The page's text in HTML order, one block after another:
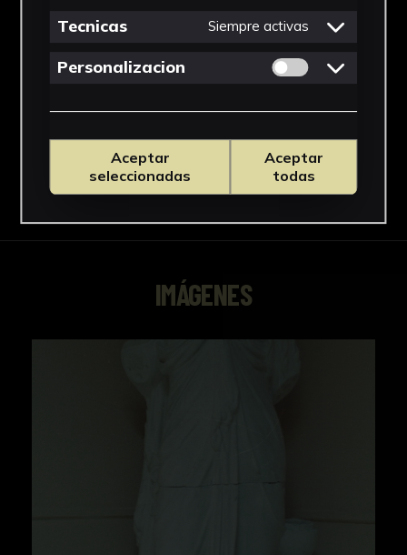
Técnica
Técnica mixta
Descargar Ficha
IMÁGENES
Tecnicas Siempre activas
Personalizacion Permitir cookies
Aceptar
seleccionadas
Aceptar
todas